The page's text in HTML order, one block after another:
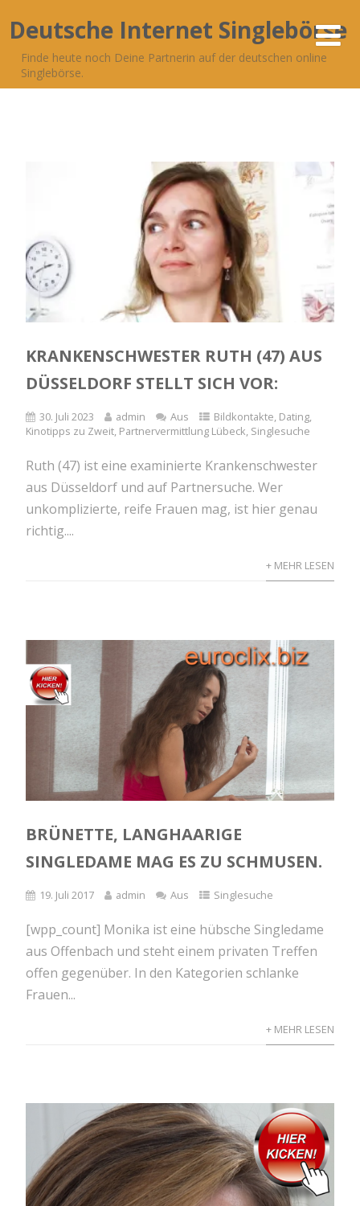
Deutsche Internet Singlebörse
Finde heute noch Deine Partnerin auf der deutschen online
Singlebörse.
KRANKENSCHWESTER RUTH (47) AUS
DÜSSELDORF STELLT SICH VOR:
30. Juli 2023 admin Aus Bildkontakte, Dating,
Kinotipps zu Zweit, Partnervermittlung Lübeck, Singlesuche
Ruth (47) ist eine examinierte Krankenschwester
aus Düsseldorf und auf Partnersuche. Wer
unkomplizierte, reife Frauen mag, ist hier genau
richtig....
+ MEHR LESEN
BRÜNETTE, LANGHAARIGE
SINGLEDAME MAG ES ZU SCHMUSEN.
19. Juli 2017 admin Aus Singlesuche
[wpp_count] Monika ist eine hübsche Singledame
aus Offenbach und steht einem privaten Treffen
offen gegenüber. In den Kategorien schlanke
Frauen...
+ MEHR LESEN